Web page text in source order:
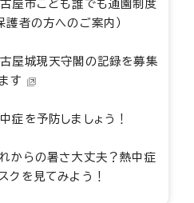
屋市こども誰でも通園制度
護者の方へのご案内）
屋城現天守閣の記録を募集
す
症を予防しましょう！
からの暑さ大丈夫？熱中症
クを見てみよう！